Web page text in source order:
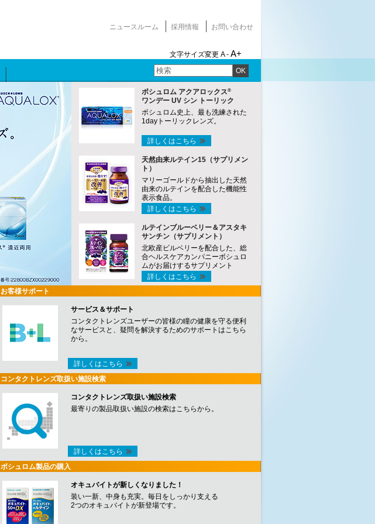
ニュースルーム 採用情報 お問い合わせ
文字サイズ変更 A - A+
OK
ボシュロム アクアロックス®
ワンデー UV シン トーリック
ボシュロム史上、最も洗練された
1dayトーリックレンズ。
詳しくはこちら
天然由来ルテイン15（サプリメン
ト）
マリーゴールドから抽出した天然
由来のルテインを配合した機能性
表示食品。
詳しくはこちら
ルテインブルーベリー＆アスタキ
サンチン（サプリメント）
北欧産ビルベリーを配合した、総
合ヘルスケアカンパニーボシュロ
ムがお届けするサプリメント
詳しくはこちら
お客様サポート
サービス＆サポート
コンタクトレンズユーザーの皆様の瞳の健康を守る便利
なサービスと、疑問を解決するためのサポートはこちら
から。
詳しくはこちら
コンタクトレンズ取扱い施設検索
コンタクトレンズ取扱い施設検索
最寄りの製品取扱い施設の検索はこちらから。
詳しくはこちら
ボシュロム製品の購入
オキュバイトが新しくなりました！
装い一新、中身も充実。毎日をしっかり支える
2つのオキュバイトが新登場です。